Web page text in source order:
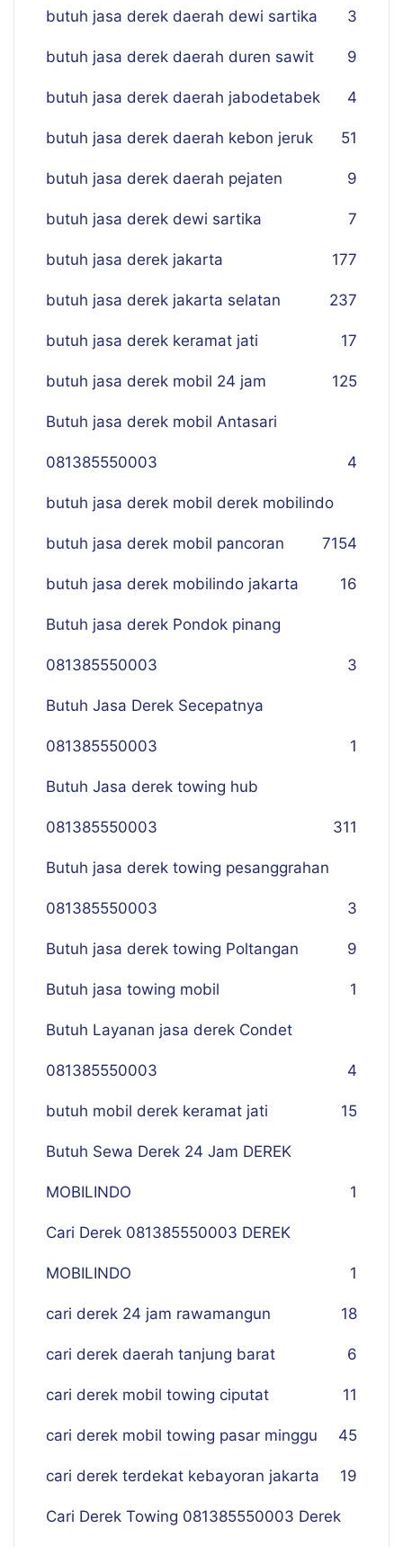
butuh jasa derek daerah dewi sartika 3
butuh jasa derek daerah duren sawit 9
butuh jasa derek daerah jabodetabek 4
butuh jasa derek daerah kebon jeruk 51
butuh jasa derek daerah pejaten 9
butuh jasa derek dewi sartika 7
butuh jasa derek jakarta 177
butuh jasa derek jakarta selatan 237
butuh jasa derek keramat jati 17
butuh jasa derek mobil 24 jam 125
Butuh jasa derek mobil Antasari
081385550003 4
butuh jasa derek mobil derek mobilindo
154
butuh jasa derek mobil pancoran 7
butuh jasa derek mobilindo jakarta 16
Butuh jasa derek Pondok pinang
081385550003 3
Butuh Jasa Derek Secepatnya
081385550003 1
Butuh Jasa derek towing hub
081385550003 311
Butuh jasa derek towing pesanggrahan
081385550003 3
Butuh jasa derek towing Poltangan 9
Butuh jasa towing mobil 1
Butuh Layanan jasa derek Condet
081385550003 4
butuh mobil derek keramat jati 15
Butuh Sewa Derek 24 Jam DEREK
MOBILINDO 1
Cari Derek 081385550003 DEREK
MOBILINDO 1
cari derek 24 jam rawamangun 18
cari derek daerah tanjung barat 6
cari derek mobil towing ciputat 11
cari derek mobil towing pasar minggu 45
cari derek terdekat kebayoran jakarta 19
Cari Derek Towing 081385550003 Derek